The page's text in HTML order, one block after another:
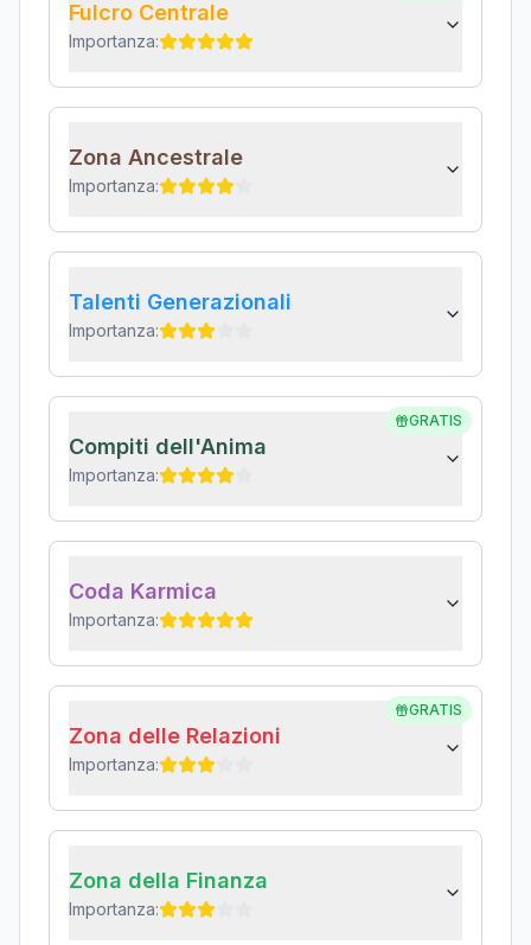
Fulcro Centrale
Importanza:
Zona Ancestrale
Importanza:
Talenti Generazionali
Importanza:
GRATIS
Compiti dell'Anima
Importanza:
Coda Karmica
Importanza:
GRATIS
Zona delle Relazioni
Importanza:
Zona della Finanza
Importanza: